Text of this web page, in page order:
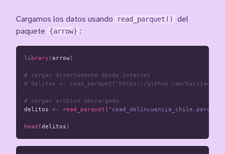
Cargamos los datos usando read_parquet()
del
paquete
{arrow} :
library (arrow)
# cargar directamente desde internet
# delitos <- read_parquet("https://github.com/
# cargar archivo descargado
delitos <- read_parquet ( "cead_delincuencia_chile.parquet"
head (delitos )